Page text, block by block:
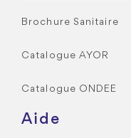
Brochure Sanitaire
Catalogue AYOR
Catalogue ONDEE
Aide